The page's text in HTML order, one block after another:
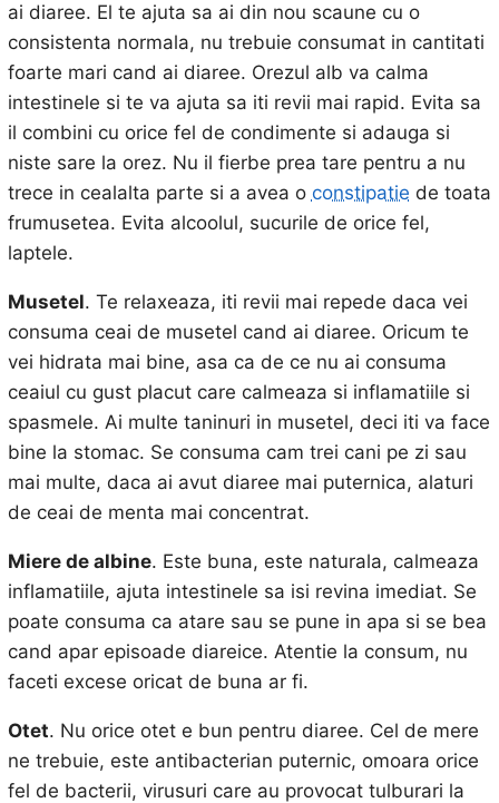
ai diaree. El te ajuta sa ai din nou scaune cu o
consistenta normala, nu trebuie consumat in cantitati
foarte mari cand ai diaree. Orezul alb va calma
intestinele si te va ajuta sa iti revii mai rapid. Evita sa
il combini cu orice fel de condimente si adauga si
niste sare la orez. Nu il fierbe prea tare pentru a nu
trece in cealalta parte si a avea o constipatie de toata
frumusetea. Evita alcoolul, sucurile de orice fel,
laptele.
Musetel. Te relaxeaza, iti revii mai repede daca vei
consuma ceai de musetel cand ai diaree. Oricum te
vei hidrata mai bine, asa ca de ce nu ai consuma
ceaiul cu gust placut care calmeaza si inflamatiile si
spasmele. Ai multe taninuri in musetel, deci iti va face
bine la stomac. Se consuma cam trei cani pe zi sau
mai multe, daca ai avut diaree mai puternica, alaturi
de ceai de menta mai concentrat.
Miere de albine. Este buna, este naturala, calmeaza
inflamatiile, ajuta intestinele sa isi revina imediat. Se
poate consuma ca atare sau se pune in apa si se bea
cand apar episoade diareice. Atentie la consum, nu
faceti excese oricat de buna ar fi.
Otet. Nu orice otet e bun pentru diaree. Cel de mere
ne trebuie, este antibacterian puternic, omoara orice
fel de bacterii, virusuri care au provocat tulburari la